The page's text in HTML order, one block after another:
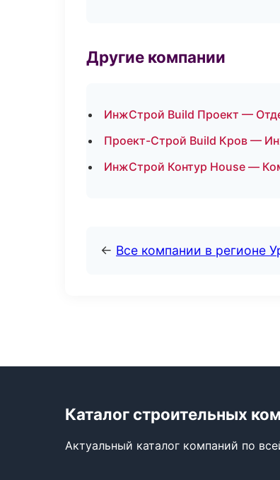
Другие компании
ИнжСтрой Build Проект —
Проект-Строй Build Кров —
ИнжСтрой Контур House —
← Все компании в регионе
Каталог строительных
Актуальный каталог компаний по